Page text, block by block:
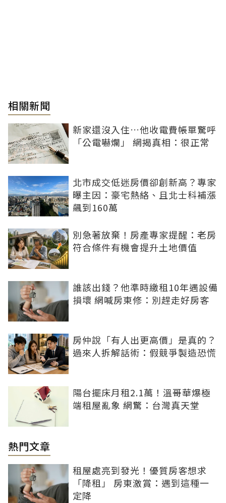
相關新聞
新家還沒入住…他收電費帳單驚呼
「公電嚇爛」 網揭真相：很正常
北市成交低迷房價卻創新高？專家
曝主因：豪宅熱絡、且北士科補漲
飆到160萬
別急著放棄！房產專家提醒：老房
符合條件有機會提升土地價值
誰該出錢？他準時繳租10年遇設備
損壞 網喊房東修：別趕走好房客
房仲說「有人出更高價」是真的？
過來人拆解話術：假競爭製造恐慌
陽台擺床月租2.1萬！溫哥華爆極
端租屋亂象 網驚：台灣真天堂
熱門文章
租屋處亮到發光！優質房客想求
「降租」 房東激賞：遇到這種一
定降